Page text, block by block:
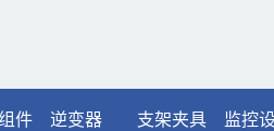
兆瓦光伏
件 逆变器 支架夹具 监控